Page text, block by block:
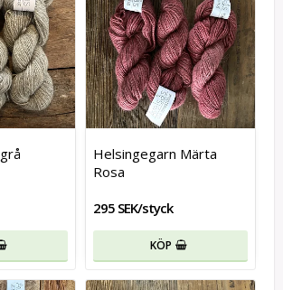
Helsingegarn Märta
Rosa
295 SEK/styck
KÖP